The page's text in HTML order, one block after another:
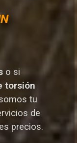
o si
torsión
tu
de
precios.